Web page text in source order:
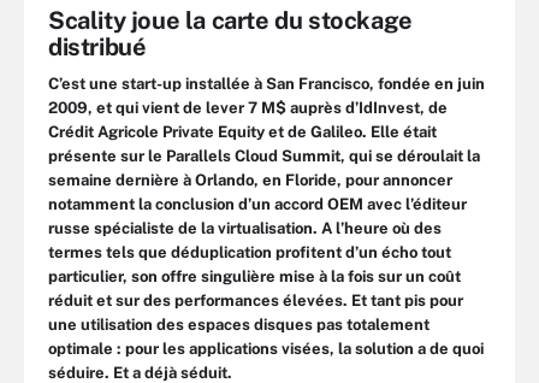
Scality joue la carte du stockage
distribué
C’est une start-up installée à San Francisco, fondée en juin
2009, et qui vient de lever 7 M$ auprès d’IdInvest, de
Crédit Agricole Private Equity et de Galileo. Elle était
présente sur le Parallels Cloud Summit, qui se déroulait la
semaine dernière à Orlando, en Floride, pour annoncer
notamment la conclusion d’un accord OEM avec l’éditeur
russe spécialiste de la virtualisation. A l’heure où des
termes tels que déduplication profitent d’un écho tout
particulier, son offre singulière mise à la fois sur un coût
réduit et sur des performances élevées. Et tant pis pour
une utilisation des espaces disques pas totalement
optimale : pour les applications visées, la solution a de quoi
séduire. Et a déjà séduit.